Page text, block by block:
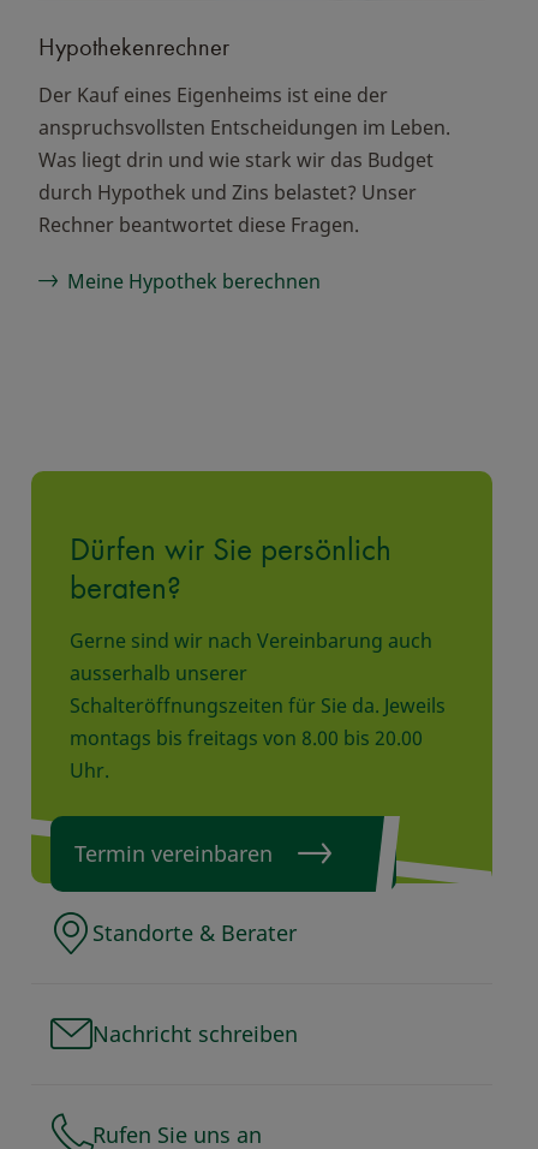
Hypothekenrechner
Der Kauf eines Eigenheims ist eine der
anspruchsvollsten Entscheidungen im Leben.
Was liegt drin und wie stark wir das Budget
durch Hypothek und Zins belastet? Unser
Rechner beantwortet diese Fragen.
Meine Hypothek berechnen
Dürfen wir Sie persönlich
beraten?
Gerne sind wir nach Vereinbarung auch
ausserhalb unserer
Schalteröffnungszeiten für Sie da. Jeweils
montags bis freitags von 8.00 bis 20.00
Uhr.
Termin vereinbaren
Standorte & Berater
Nachricht schreiben
Rufen Sie uns an